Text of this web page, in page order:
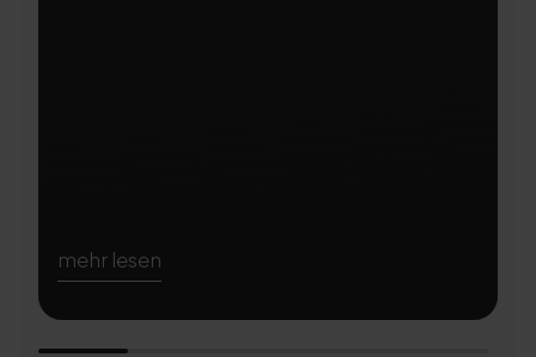
mehr lesen